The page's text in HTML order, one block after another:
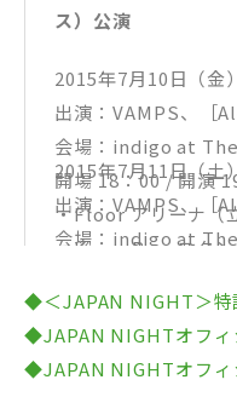
ス）公演
2015年7月10日（金）
出演：VAMPS、［
会場：indigo at
開場 18：00 / 開演
・Floor アリーナ（
・Kings Row スタ
・Balcony Standing
5.00
[問]
2015年7月11日（土
出演：VAMPS、［
会場：indigo at
・Floor アリーナ（
・Kings Row スタン
・Balcony スタンド
◆＜JAPAN NIGHT＞特
◆JAPAN NIGHTオフィ
◆JAPAN NIGHTオフ